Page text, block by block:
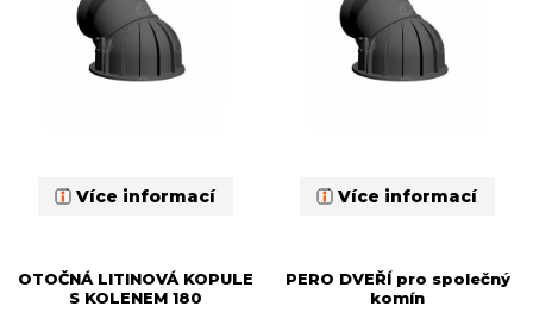
Více informací Více informací
OTOČNÁ LITINOVÁ KOPULE
S KOLENEM 180
PERO DVEŘÍ pro společný
komín